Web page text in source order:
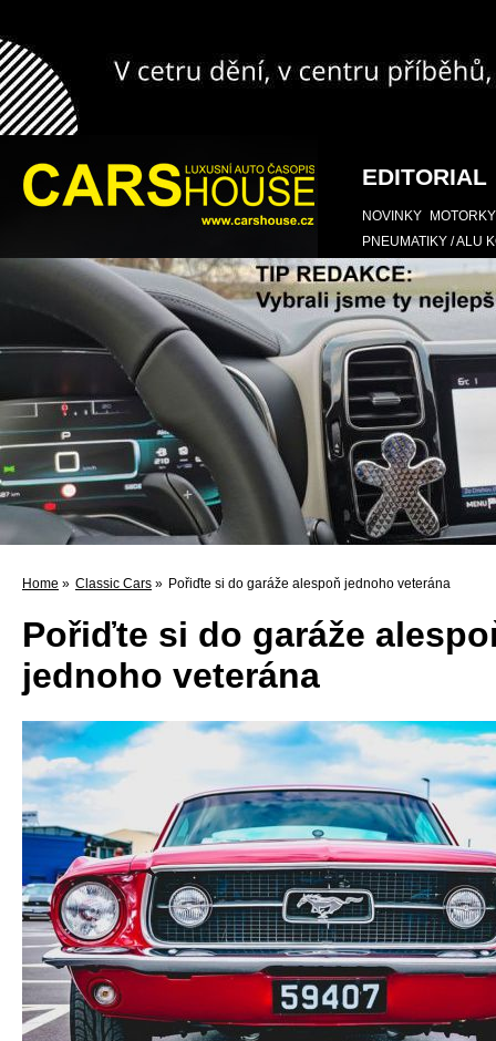
EDITORIAL
NOVINKY
MOTORKY
PNEUMATIKY / ALU
Home » Classic Cars » Pořiďte si do garáže alespoň jednoho veterána
Pořiďte si do garáže
jednoho veterána